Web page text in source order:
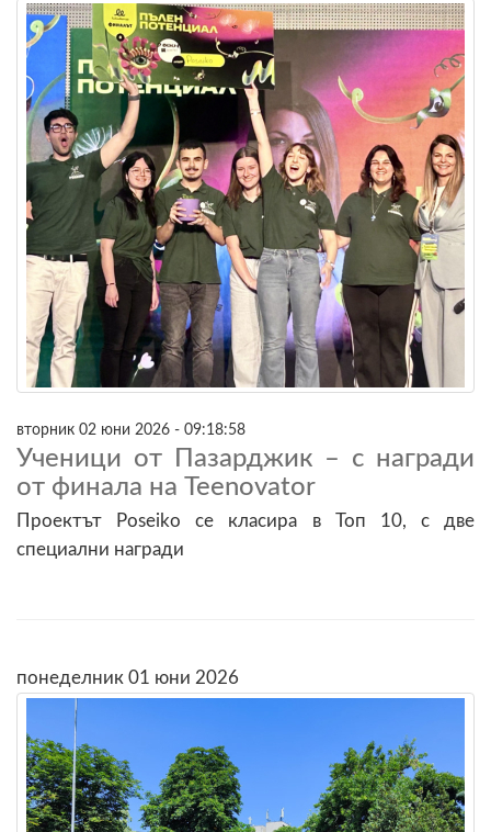
вторник 02 юни 2026 - 09:18:58
Ученици от Пазарджик – с награди
от финала на Teenovator
Проектът Pоseiko се класира в Топ 10, с две
специални награди
понеделник 01 юни 2026